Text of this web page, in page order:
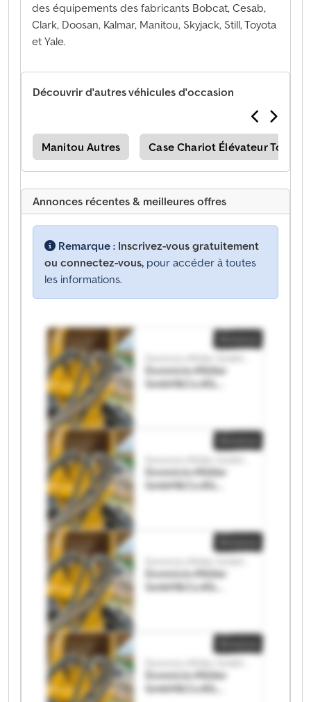
des équipements des fabricants Bobcat, Cesab,
Clark, Doosan, Kalmar, Manitou, Skyjack, Still, Toyota
et Yale.
Découvrir d'autres véhicules d'occasion
Manitou Autres Case Chariot Élévateur Tout
Annonces récentes & meilleures offres
Remarque : Inscrivez-vous gratuitement
ou connectez-vous, pour accéder à toutes
les informations.
Domnick+Müller
GmbH&Co.KG
Domnick+Müller
GmbH&Co.KG
Domnick+Müller
GmbH&Co.KG
Domnick+Müller
GmbH&Co.KG